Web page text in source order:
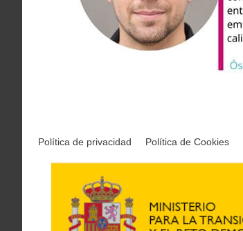
Política de privacidad Política de Cookies